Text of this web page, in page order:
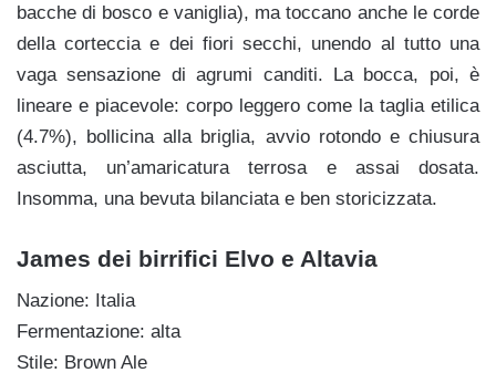
bacche di bosco e vaniglia), ma toccano anche le corde
della corteccia e dei fiori secchi, unendo al tutto una
vaga sensazione di agrumi canditi. La bocca, poi, è
lineare e piacevole: corpo leggero come la taglia etilica
(4.7%), bollicina alla briglia, avvio rotondo e chiusura
asciutta, un’amaricatura terrosa e assai dosata.
Insomma, una bevuta bilanciata e ben storicizzata.
James dei birrifici Elvo e Altavia
Nazione: Italia
Fermentazione: alta
Stile: Brown Ale